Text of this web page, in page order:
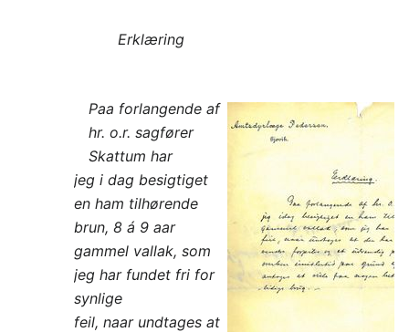
Erklæring
Paa forlangende af
hr. o.r. sagfører
Skattum har
jeg i dag besigtiget
en ham tilhørende
brun, 8 á 9 aar
gammel vallak, som
jeg har fundet fri for
synlige
feil, naar undtages at